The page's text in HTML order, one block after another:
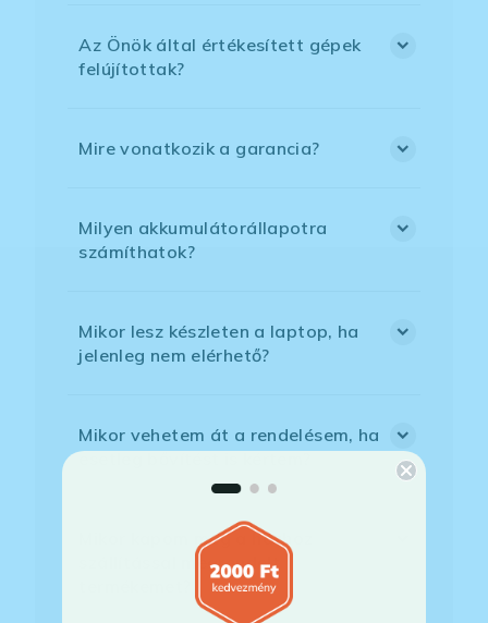
Az Önök által értékesített gépek
felújítottak?
Mire vonatkozik a garancia?
Milyen akkumulátorállapotra
számíthatok?
Mikor lesz készleten a laptop, ha
jelenleg nem elérhető?
Mikor vehetem át a rendelésem, ha
esetleg bővítést is kértem?
Mikor kapom meg a házhoz
szállítással megrendelt